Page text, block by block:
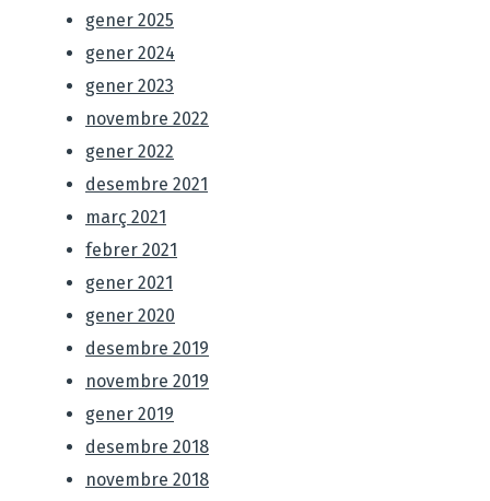
gener 2025
gener 2024
gener 2023
novembre 2022
gener 2022
desembre 2021
març 2021
febrer 2021
gener 2021
gener 2020
desembre 2019
novembre 2019
gener 2019
desembre 2018
novembre 2018